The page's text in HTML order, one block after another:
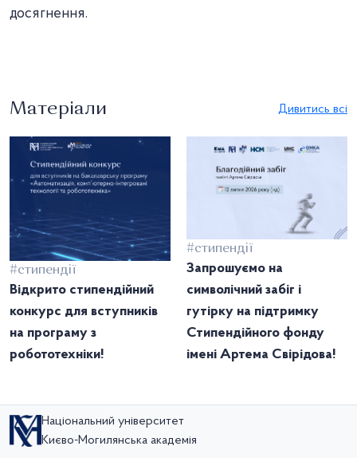
досягнення.
Матеріали Дивитись всі
#стипендії
Відкрито стипендійний
конкурс для вступників
на програму з
робототехніки!
#стипендії
Запрошуємо на
символічний забіг і
гутірку на підтримку
Стипендійного фонду
імені Артема Свірідова!
Національний університет
Києво-Могилянська академія